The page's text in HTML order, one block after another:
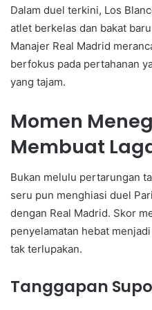
Dalam duel terkini, Los
atlet berkelas dan bakat
Manajer Real Madrid
berfokus pada pertahanan
yang tajam.
Momen
Membuat
Bukan melulu pertarungan
seru pun menghiasi duel
dengan Real Madrid. Skor
penyelamatan hebat
tak terlupakan.
Tanggapan